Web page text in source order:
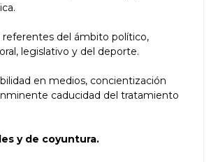
referentes del ámbito político,
legislativo y del deporte.
en medios, concientización
caducidad del tratamiento
y de coyuntura.